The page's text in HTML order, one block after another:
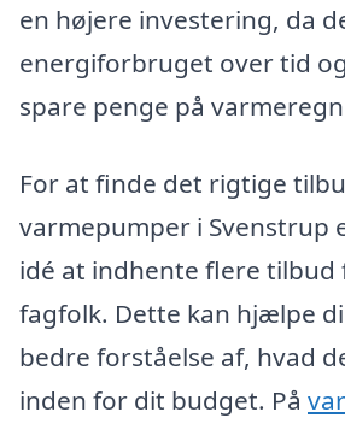
en højere investering, da
energiforbruget over tid
spare penge på
For at finde det rigtige
varmepumper i Svenstrup
idé at indhente flere tilbud
fagfolk. Dette kan hjælpe
bedre forståelse af, hvad
inden for dit budget. På